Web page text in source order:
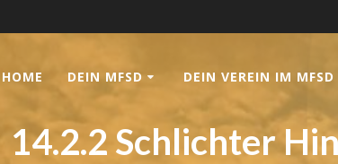
HOME DEIN MFSD DEIN VEREIN IM MFSD
14.2.2 Schlichter